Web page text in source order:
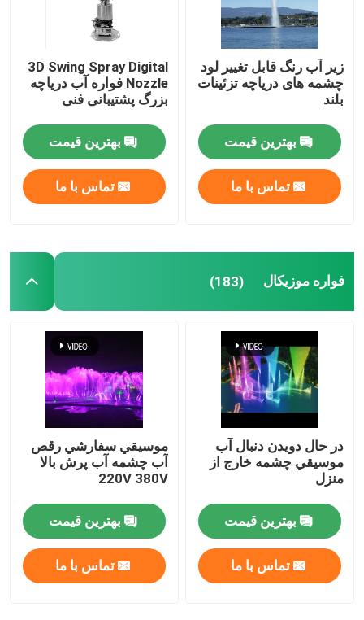
زیر آب رنگ قابل تغییر لود
چشمه های دریاچه تزئینات
بلند
بهترین قیمت
تماس با ما
3D Swing Spray Digital
Nozzle فواره آب دریاچه
بزرگ پشتیبانی فنی
بهترین قیمت
تماس با ما
فواره موزیکال (183)
در حال دویدن دنبال آب
موسيقي چشمه خارج از
منزل
بهترین قیمت
تماس با ما
موسيقي سفارشي رقص
آب چشمه آب پرش بالا
220V 380V
بهترین قیمت
تماس با ما